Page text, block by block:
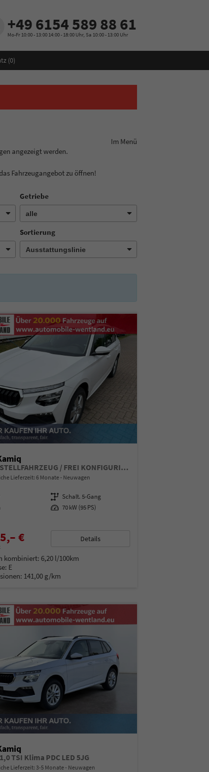
+49 6154 589 88 61
Mo-Fr 10:00 - 13:00 14:00 - 18:00 Uhr, Sa 10:00 - 13:00 Uhr
(0)
aus! Im Menü
angezeigt werden.
Fahrzeugangebot zu öffnen!
Getriebe
Sortierung
Extra BESTELLFAHRZEUG / FREI KONFIGURIERBAR
Lieferzeit:6 Monate Neuwagen
Getriebe Schalt. 5-Gang
Leistung 70 kW (95 PS)
€ Details
kombiniert: 6,20 l/100km
E
141,00 g/km
TSI Klima PDC LED 5JG
Lieferzeit: 3-5 Monate Neuwagen